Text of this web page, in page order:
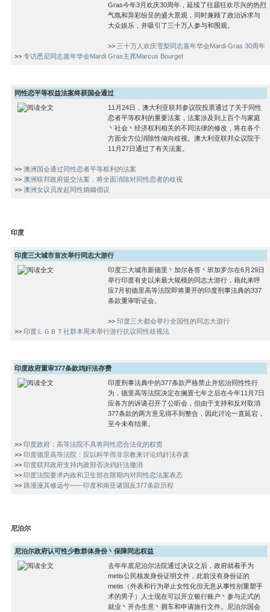
Gras今年3月欢庆30周年，延续了往届狂欢尽兴的热烈
气氛和异彩纷呈的盛大景观，同时兼顾了政治诉求与
大众娱乐，并吸引了三十万人参与和围观。
>> 三十万人欢庆雪梨同志嘉年华会Mardi Gras 30周年
>> 专访悉尼同志嘉年华会Mardi Gras主席Marcus Bourget
同性恋平等权益法案终获国会通过
11月24日，澳大利亚联邦参议院投票通过了关于同性
恋者平等权利的重要法案，法案涉及到上百个与家庭
丶社会丶经济权利相关的不同法律的修改，将在各个
方面全方位消除性倾向歧视。澳大利亚联邦众议院于
11月27日通过了有关法案。
>> 澳洲国会通过同性恋者平等权利的法案
>> 澳洲联邦政府提交法案，将全面消除对同性恋者的歧视
>> 澳洲女议员发起同性婚姻倡议
印度
印度三大城市首次举行同志大游行
印度三大城市新德里丶加尔各答丶班加罗尔在6月29日
举行印度有史以来最大规模的同志大游行，藉此来呼
应7月初德里高等法院即将重开的印度刑事法典的337
条款重审听证会。
>> 印度三大都会举行全国性的同志大游行
>> 印度ＬＧＢＴ社群本周末举行游行抗议同性歧视法
印度政府重审377条款鸡奸法存费
印度刑事法典中的377条款严格禁止并惩治同性性行
为，德里高等法院决定在搁置七年之后在今年11月7日
应各方的诉请召开了公听会，但由于支持和反对取消
377条款的两方意见得不到整合，因此讨论一直延宕，
至今未有结果。
>> 印度政府：高等法院不具将同性恋合法化的权责
>> 印度德里高等法院：应以科学而非宗教来讨论鸡奸法存废
>> 印度联邦政府支持内政部否决鸡奸法撤消
>> 印度法院要求内政和卫生部在限期内对同性恋法案表态
>> 路漫漫其修远兮——印度和南亚诸国反377条款历程
尼泊尔
尼泊尔政府认可性少数群体身份丶保障同志权益
去年年底尼泊尔法院通过决议之后，政府就着手为
metis公民核发身份证明文件，此前没有身份证的
metis（外表和行为举止女性化但无意从事性别重塑手
术的男子）人士现在可以开立银行账户丶参与正式的
就业丶开办生意丶拥车和申请旅行文件。尼泊尔国会